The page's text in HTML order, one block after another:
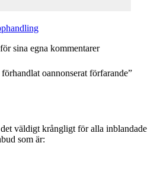
sina egna kommentarer
oannonserat förfarande”
väldigt krångligt för alla inblandade
som är: